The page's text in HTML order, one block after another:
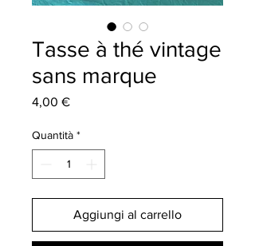
Tasse à thé vintage
sans marque
4,00 €Prezzo
Quantità *
Aggiungi al carrello